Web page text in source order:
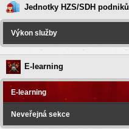
Jednotky HZS/SDH podniků
Výkon služby
E-learning
E-learning
Neveřejná sekce